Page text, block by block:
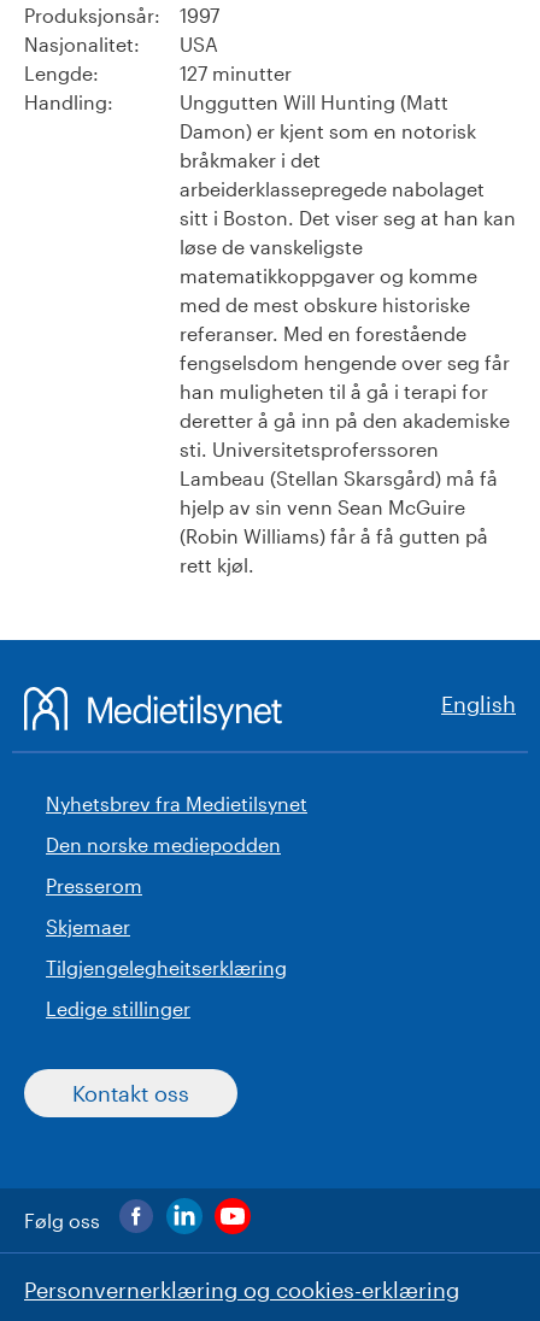
Produksjonsår:
1997
Nasjonalitet:
USA
Lengde:
127 minutter
Handling:
Unggutten Will Hunting (Matt
Damon) er kjent som en notorisk
bråkmaker i det
arbeiderklassepregede nabolaget
sitt i Boston. Det viser seg at han kan
løse de vanskeligste
matematikkoppgaver og komme
med de mest obskure historiske
referanser. Med en forestående
fengselsdom hengende over seg får
han muligheten til å gå i terapi for
deretter å gå inn på den akademiske
sti. Universitetsproferssoren
Lambeau (Stellan Skarsgård) må få
hjelp av sin venn Sean McGuire
(Robin Williams) får å få gutten på
rett kjøl.
English
Nyhetsbrev fra Medietilsynet
Den norske mediepodden
Presserom
Skjemaer
Tilgjengelegheitserklæring
Ledige stillinger
Kontakt oss
Personvernerklæring og cookies-erklæring
Følg oss